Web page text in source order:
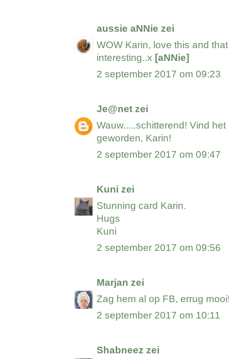
aussie aNNie zei
WOW Karin, love this and
interesting..x [aNNie]
2 september 2017 om 09:23
Je@net zei
Wauw.....schitterend! Vind
geworden, Karin!
2 september 2017 om 09:47
Kuni zei
Stunning card Karin.
Hugs
Kuni
2 september 2017 om 09:56
Marjanzei
Zag hem al op FB, errug
2 september 2017 om 10:11
Shabneez zei